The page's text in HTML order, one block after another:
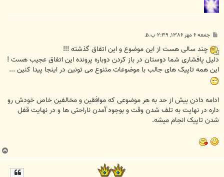
پ
ت
جمعه ۶ مهر ۱۳۸۶, ۲:۳۹ ب.ظ
چند سالی هست از این موضوع و این اتفاق گذشته !!!
دلیل پافشاری شما دوستان در باز کردن دوباره پرونده این اتفاق عجیب هست !
این همه تاپیک های جالب با موضوعات متنوع می تونین در اینجا پیدا کنین ...
ادامه دادن بیش از حد به هر موضوعی که موافقین و مخالفین خاص خودش رو
داره در نهایت به تلف شدن وقت و بوجود آمدن ناراحتی ها و در نهایت قفل
شدن تاپیک انجام میشه.
ب
ا